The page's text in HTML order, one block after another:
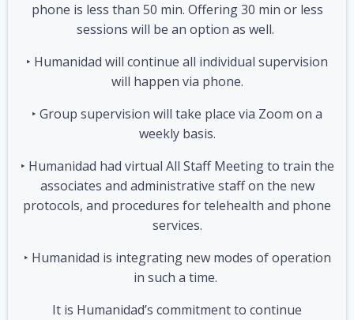
phone is less than 50 min. Offering 30 min or less
sessions will be an option as well.
‣ Humanidad will continue all individual supervision
will happen via phone.
‣ Group supervision will take place via Zoom on a
weekly basis.
‣ Humanidad had virtual All Staff Meeting to train the
associates and administrative staff on the new
protocols, and procedures for telehealth and phone
services.
‣ Humanidad is integrating new modes of operation
in such a time.
It is Humanidad’s commitment to continue